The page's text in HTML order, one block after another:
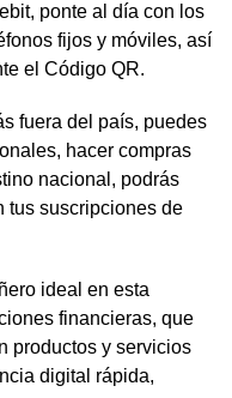
ponte al día con los
fijos y móviles, así
el Código QR.
fuera del país, puedes
hacer compras
nacional, podrás
tus suscripciones de
ideal en esta
financieras, que
productos y servicios
digital rápida,